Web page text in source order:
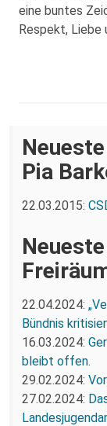
eine buntes
Respekt, Liebe
Pia
22.03.2015:
22.04.2024:
Bündnis
16.03.2024:
bleibt offen.
29.02.2024:
27.02.2024: